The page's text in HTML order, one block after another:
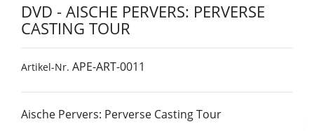
DVD - AISCHE PERVERS: PERVERSE
CASTING TOUR
Artikel-Nr. APE-ART-0011
Aische Pervers: Perverse Casting Tour